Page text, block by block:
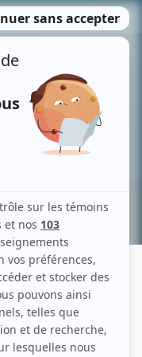
MENU
Recherche avancée »